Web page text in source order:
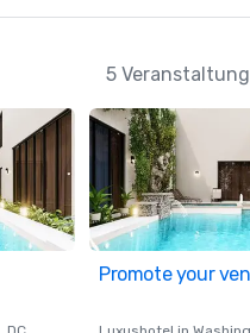
5
Promote your